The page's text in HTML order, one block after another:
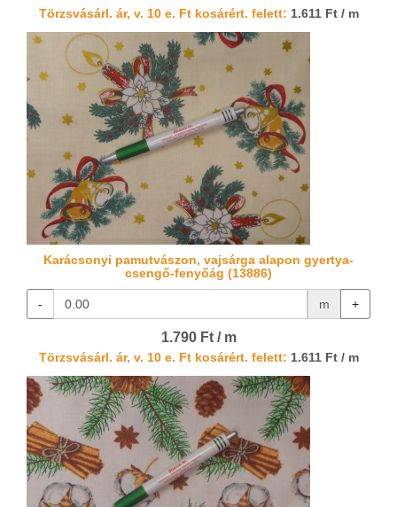
Törzsvásárl. ár, v. 10 e. Ft kosárért. felett: 1.611 Ft / m
Karácsonyi pamutvászon, vajsárga alapon gyertya-
csengő-fenyőág (13886)
- m +
1.790 Ft / m
Törzsvásárl. ár, v. 10 e. Ft kosárért. felett: 1.611 Ft / m